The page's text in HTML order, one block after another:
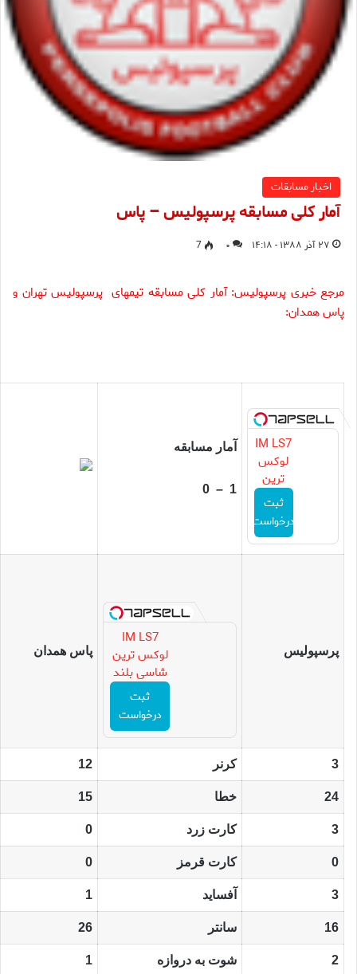
اخبار مسابقات
آمار کلی مسابقه پرسپولیس – پاس
۲۷ آذر ۱۳۸۸ - ۱۴:۱۸ ۰ 7
مرجع خبری پرسپولیس: آمار کلی مسابقه تیمهای پرسپولیس تهران و
پاس همدان:
IM LS7
لوکس
ترین
شاسی
بلند
برقی
ایران
ثبت
درخواست
آمار مسابقه
1 – 0
پرسپولیس
IM LS7
لوکس ترین
شاسی بلند
برقی ایران
ثبت
درخواست
پاس همدان
3 کرنر 12
24 خطا 15
3 کارت زرد 0
0 کارت قرمز 0
3 آفساید 1
16 سانتر 26
2 شوت به دروازه 1